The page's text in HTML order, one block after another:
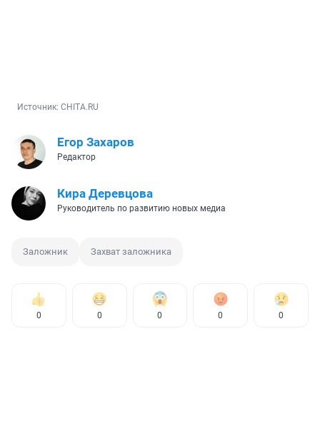
Источник: CHITA.RU
Егор Захаров
Редактор
Кира Деревцова
Руководитель по развитию новых медиа
Заложник Захват заложника
0 0 0 0 0